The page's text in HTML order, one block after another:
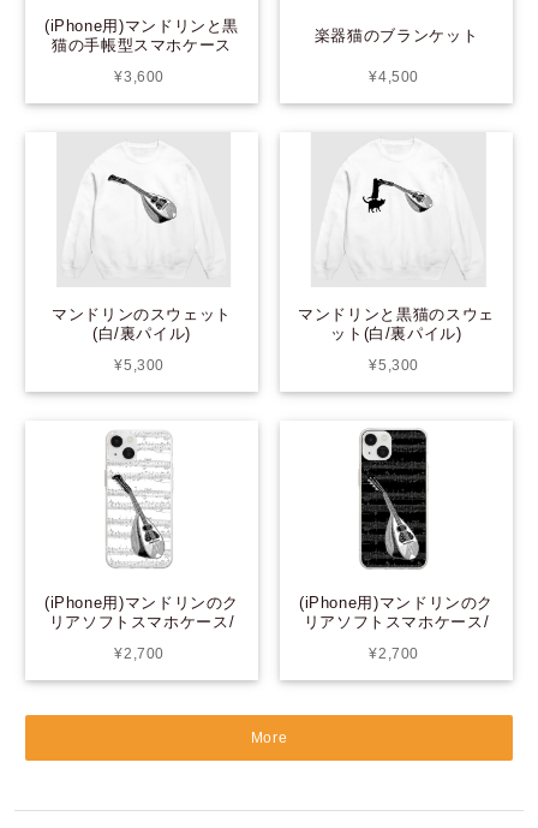
(iPhone用)マンドリンと黒
猫の手帳型スマホケース
¥3,600
楽器猫のブランケット
¥4,500
マンドリンのスウェット
(白/裏パイル)
¥5,300
マンドリンと黒猫のスウェ
ット(白/裏パイル)
¥5,300
(iPhone用)マンドリンのク
リアソフトスマホケース/
¥2,700
(iPhone用)マンドリンのク
リアソフトスマホケース/
¥2,700
More